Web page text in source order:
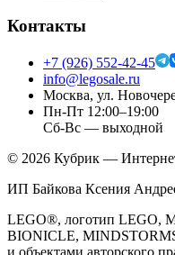
Контакты
+7 (926) 552-42-45
info@legosale.ru
Москва, ул.
Пн-Пт 12:00–19:00
Сб-Вс — выходной
© 2026 Кубрик —
ИП Байкова Ксения
LEGO®, логотип LEGO,
BIONICLE,
и объектами авторского